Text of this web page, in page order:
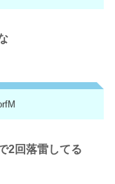
2回落雷してる